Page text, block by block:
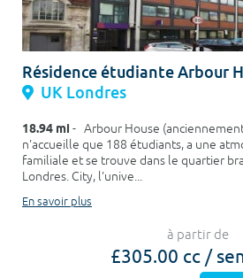
Résidence étudiante Arbour
UK Londres
18.94 mi - Arbour House
n'accueille que 188 étudiants, a une
familiale et se trouve dans le quartier
Londres. City, l'unive...
En savoir plus
à partir de
£305.00 cc /